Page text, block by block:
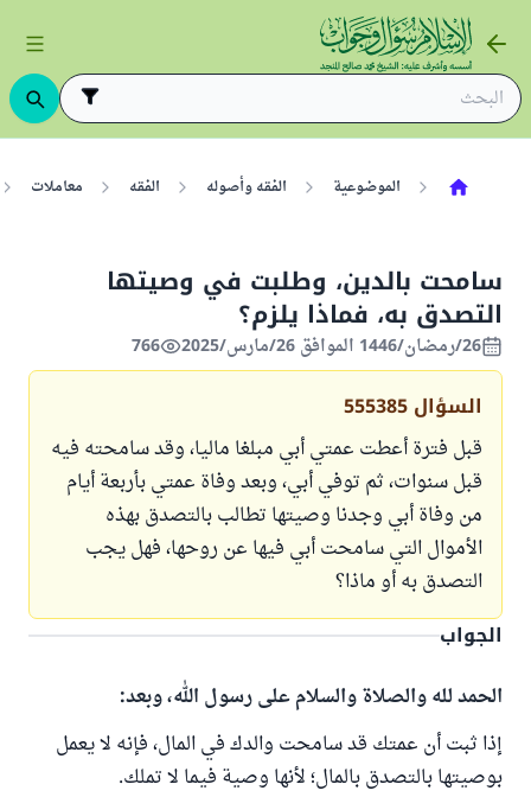
الموضوعية الفقه وأصوله الفقه معاملات
سامحت بالدين، وطلبت في وصيتها
التصدق به، فماذا يلزم؟
26/رمضان/1446 الموافق 26/مارس/2025 766
السؤال 555385
قبل فترة أعطت عمتي أبي مبلغا ماليا، وقد سامحته فيه
قبل سنوات، ثم توفي أبي، وبعد وفاة عمتي بأربعة أيام
من وفاة أبي وجدنا وصيتها تطالب بالتصدق بهذه
الأموال التي سامحت أبي فيها عن روحها، فهل يجب
التصدق به أو ماذا؟
الجواب
الحمد لله والصلاة والسلام على رسول الله، وبعد:
إذا ثبت أن عمتك قد سامحت والدك في المال، فإنه لا يعمل
بوصيتها بالتصدق بالمال؛ لأنها وصية فيما لا تملك.